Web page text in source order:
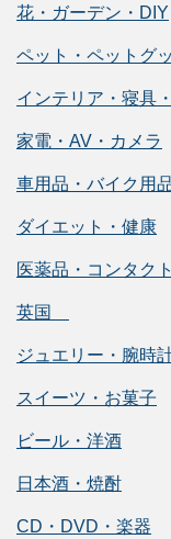
花・ガーデン・DIY
ペット・ペットグ
インテリア・寝具
家電・AV・カメラ
車用品・バイク用
ダイエット・健康
医薬品・コンタク
英国
ジュエリー・腕時
スイーツ・お菓子
ビール・洋酒
日本酒・焼酎
CD・DVD・楽器